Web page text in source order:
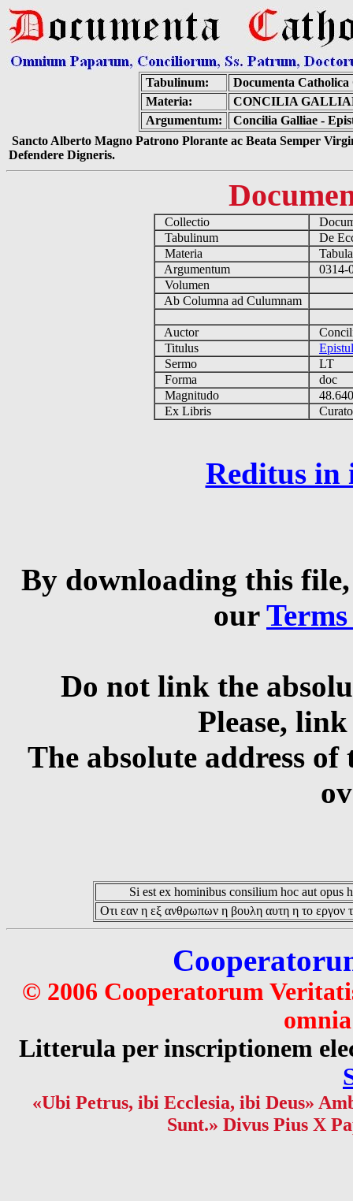
Tabulinum:
Documenta Catholica
Materia:
CONCILIA
Argumentum:
Concilia Galliae -
Sancto Alberto Magno Patrono Plorante ac Beata Semper
Defendere Digneris.
Collectio
Tabulinum
De
Materia
Argumentum
0314-
Volumen
Ab Columna ad Culumnam
Auctor
Titulus
Sermo
LT
Forma
doc
Magnitudo
Ex Libris
Reditus in
By downloading this
our
Do not link the
Please,
The absolute address
Si est ex hominibus consilium hoc aut opus
Οτι εαν η εξ ανθρωπων η βουλη αυτη η το εργον
© 2006 Cooperatorum
Litterula per inscriptionem
«Ubi Petrus, ibi Ecclesia, ibi Deus»
Sunt.» Divus Pius X